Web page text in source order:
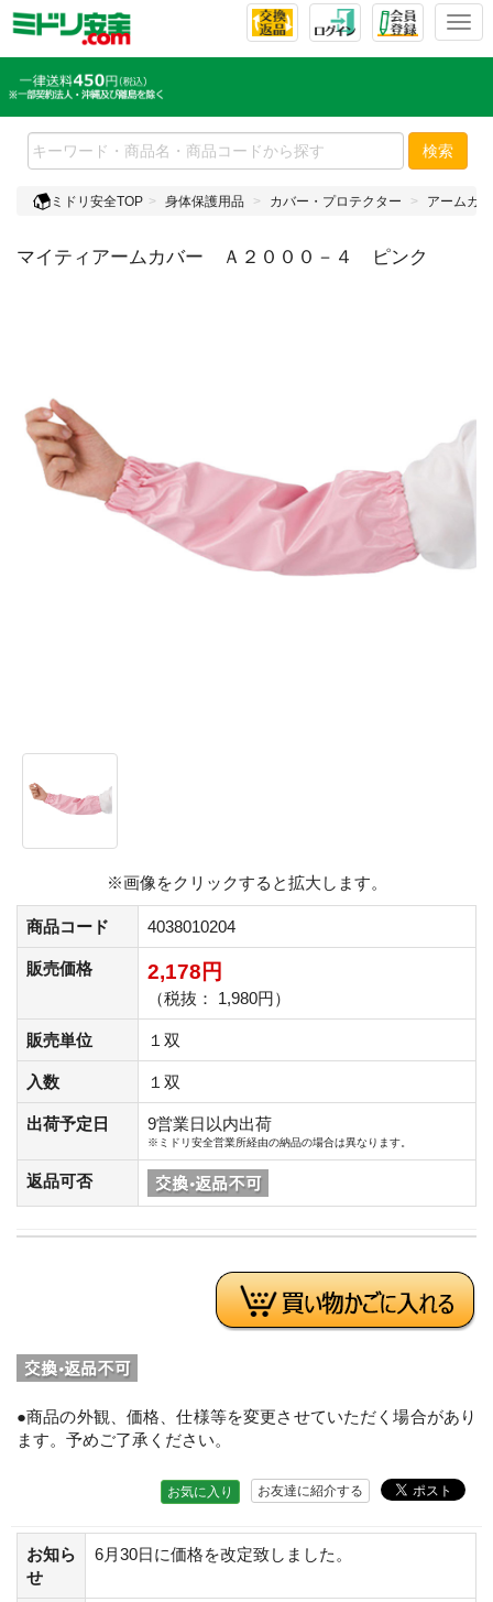
T
l
e
n
v
検索
ミドリ安全TOP 身体保護用品 カバー・プロテクター アームカ
マイティアームカバー Ａ２０００－４ ピンク
※画像をクリックすると拡大します。
商品コード 4038010204
販売価格 2,178円
（税抜： 1,980円）
販売単位 １双
入数 １双
出荷予定日 9営業日以内出荷
※ミドリ安全営業所経由の納品の場合は異なります。
返品可否
●商品の外観、価格、仕様等を変更させていただく場合があり
ます。予めご了承ください。
お友達に紹介する
お気に入り
お知ら
せ
6月30日に価格を改定致しました。